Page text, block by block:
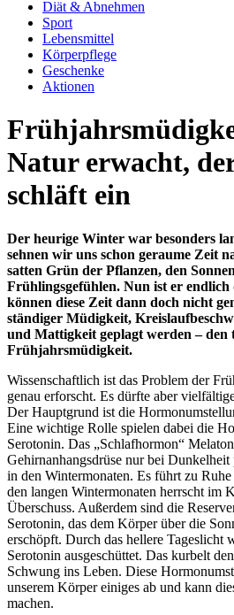
Diät & Abnehmen
Sport
Lebensmittel
Körperpflege
Geschenke
Aktionen
Natur erwacht,
schläft ein
Der heurige Winter war besonders
sehnen wir uns schon geraume Zeit
satten Grün der Pflanzen, den
Frühlingsgefühlen. Nun ist er endlich
können diese Zeit dann doch nicht
ständiger Müdigkeit,
und Mattigkeit geplagt werden – den
Frühjahrsmüdigkeit.
Wissenschaftlich ist das Problem der
genau erforscht. Es dürfte aber
Der Hauptgrund ist die
Eine wichtige Rolle spielen dabei die
Serotonin. Das „Schlafhormon“
Gehirnanhangsdrüse nur bei
in den Wintermonaten. Es führt zu
den langen Wintermonaten herrscht im
Überschuss. Außerdem sind die
Serotonin, das dem Körper über die
erschöpft. Durch das hellere Tageslicht
Serotonin ausgeschüttet. Das kurbelt
Schwung ins Leben. Diese
unserem Körper einiges ab und kann
machen.